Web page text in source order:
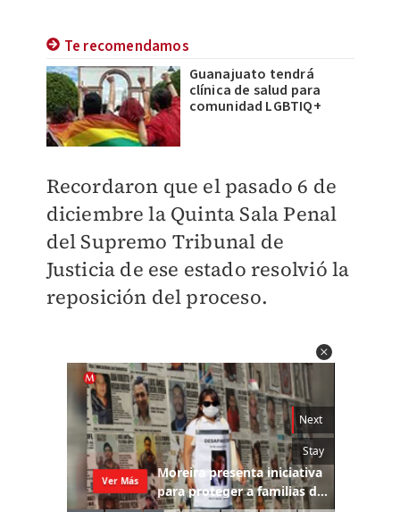
Te recomendamos
Guanajuato tendrá
clínica de salud para
comunidad LGBTIQ+
Recordaron que el pasado 6 de
diciembre la Quinta Sala Penal
del Supremo Tribunal de
Justicia de ese estado resolvió la
reposición del proceso.